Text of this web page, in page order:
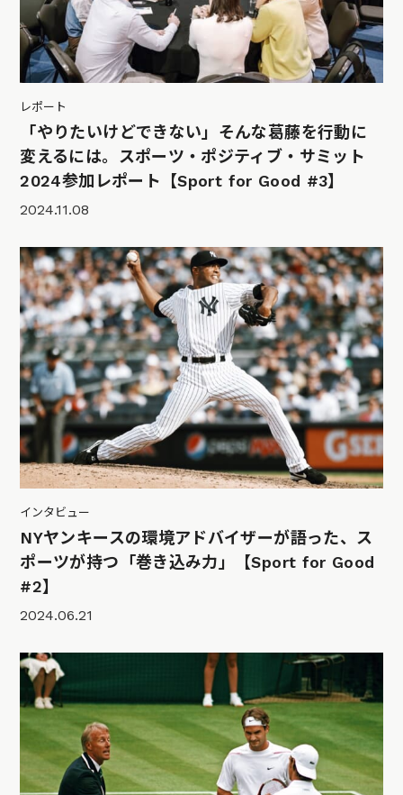
レポート
「やりたいけどできない」そんな葛藤を行動に
変えるには。スポーツ・ポジティブ・サミット
2024参加レポート【Sport for Good #3】
2024.11.08
インタビュー
NYヤンキースの環境アドバイザーが語った、ス
ポーツが持つ「巻き込み力」【Sport for Good
#2】
2024.06.21